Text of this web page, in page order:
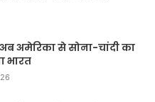
अमेरिका से सोना-चांदी का
भारत